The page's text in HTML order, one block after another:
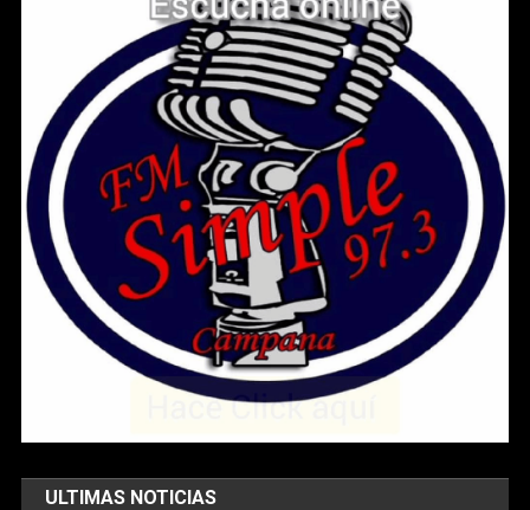
ULTIMAS NOTICIAS